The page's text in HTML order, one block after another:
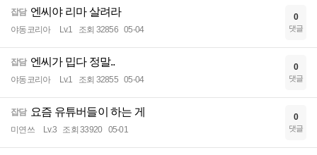
잡담 엔씨야 리마 살려라
야동코리아 Lv.1 조회 32856 05-04
0
댓글
잡담 엔씨가 밉다 정말..
야동코리아 Lv.1 조회 32855 05-04
0
댓글
잡담 요즘 유튜버들이 하는 게
미연쓰 Lv.3 조회 33920 05-01
0
댓글